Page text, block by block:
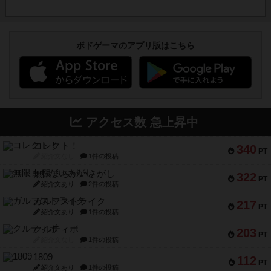
ボドゲーマのアプリ版はこちら
アクセス数 急上昇中
340 PT
コレクト！
1件の投稿
322 PT
無限まちがいさがし
紹介文あり 2件の投稿
217 PT
ガルフストライク
紹介文あり 1件の投稿
203 PT
クルティボ
1件の投稿
112 PT
1809
紹介文あり 1件の投稿